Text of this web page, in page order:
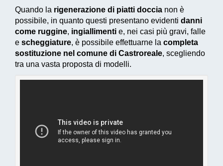
Quando la rigenerazione di piatti doccia non è
possibile, in quanto questi presentano evidenti danni
come ruggine, ingiallimenti e, nei casi più gravi, falle
e scheggiature, è possibile effettuarne la completa
sostituzione nel comune di Castroreale, scegliendo
tra una vasta proposta di modelli.